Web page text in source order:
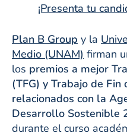
¡Presenta tu
Plan B Group y la
Medio (UNAM) firman
los premios a mejor
(TFG) y Trabajo de
relacionados con la
Desarrollo Sostenible
durante el curso